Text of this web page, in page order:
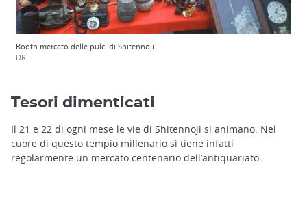
Booth mercato delle pulci di Shitennoji.
DR
Tesori dimenticati
Il 21 e 22 di ogni mese le vie di Shitennoji si animano. Nel
cuore di questo tempio millenario si tiene infatti
regolarmente un mercato centenario dell’antiquariato.